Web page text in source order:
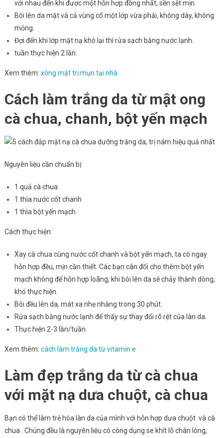
với nhau đến khi được một hỗn hợp đồng nhất, sền sệt mịn.
Bôi lên da mặt và cả vùng cổ một lớp vừa phải, không dày, không
mỏng.
Đợi đến khi lớp mặt nạ khô lại thì rửa sạch bằng nước lạnh.
tuần thực hiện 2 lần.
Xem thêm: xông mặt trị mụn tại nhà
Cách làm trắng da từ mật ong
cà chua, chanh, bột yến mạch
Nguyên liệu cần chuẩn bị:
1 quả cà chua
1 thìa nước cốt chanh
1 thìa bột yến mạch
Cách thực hiện:
Xay cà chua cùng nước cốt chanh và bột yến mạch, ta có ngay
hỗn hợp đều, mịn cần thiết. Các bạn cân đối cho thêm bột yến
mạch không để hỗn hợp loãng, khi bôi lên da sẽ chảy thành dòng,
khó thực hiện.
Bôi đều lên da, mát xa nhẹ nhàng trong 30 phút.
Rửa sạch bằng nước lạnh để thấy sự thay đổi rõ rệt của làn da.
Thực hiện 2-3 lần/tuần.
Xem thêm: cách làm trắng da từ vitamin e
Làm đẹp trắng da từ cà chua
với mặt nạ dưa chuột, cà chua
Bạn có thể làm trẻ hóa làn da của mình với hỗn hợp dưa chuột và cà
chua . Chúng đều là nguyên liệu có công dụng se khít lỗ chân lông,